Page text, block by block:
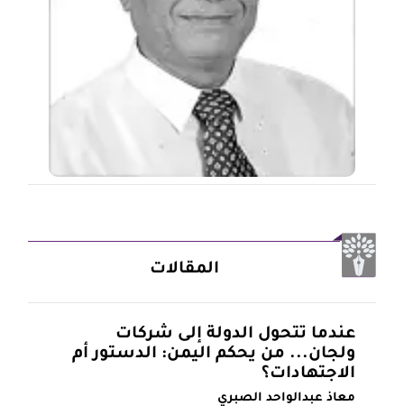
المقالات
عندما تتحول الدولة إلى شركات
ولجان... من يحكم اليمن: الدستور أم
الاجتهادات؟
معاذ عبدالواحد الصبري